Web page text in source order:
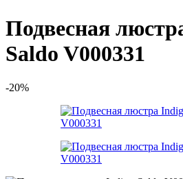
Подвесная
Saldo V000331
-20%